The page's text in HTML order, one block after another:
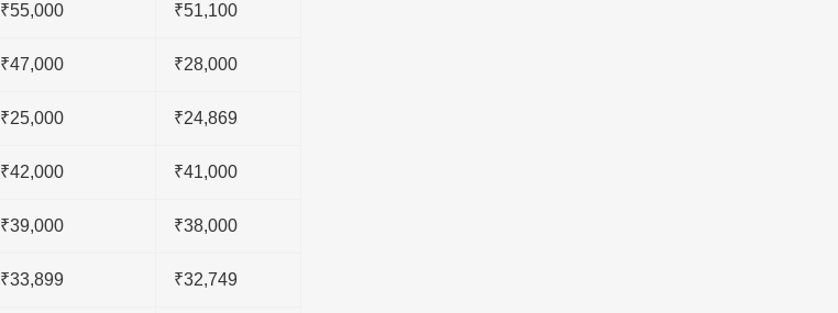
₹55,000 ₹51,100
₹47,000 ₹28,000
₹25,000 ₹24,869
₹42,000 ₹41,000
₹39,000 ₹38,000
₹33,899 ₹32,749